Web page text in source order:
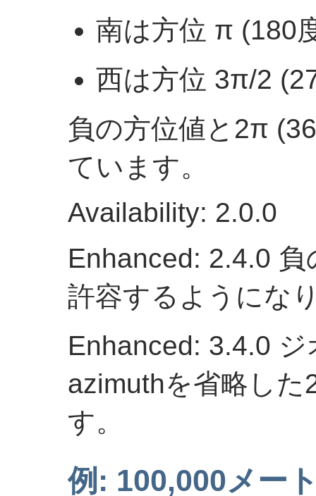
南は方位 π (180
西は方位 3π/2
負の方位値と2π
ています。
Availability: 2.0.0
Enhanced: 2.4.0
許容するようにな
Enhanced: 3.4.0
azimuthを省略し
す。
例: 100,000メー